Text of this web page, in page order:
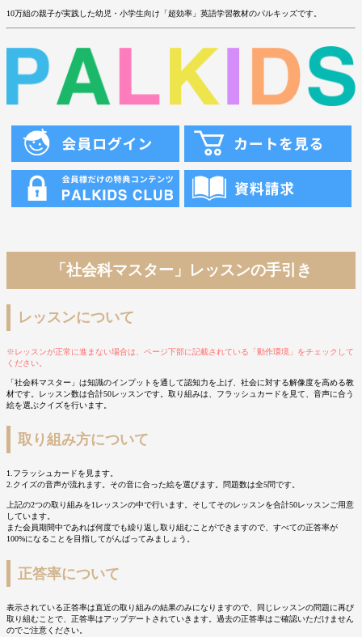
10万組の親子が実践した幼児・小学生向け「超効率」英語学習教材のパルキッズです。
「社会科マスター」レッスンの手引き
レッスンについて
※レッスンが正常に進まない場合は、ページ下部に記載されている「動作環境」をチェックして
ください。
「社会科マスター」は知識のインプットを通して認知力を上げ、社会に対する解像度を高める教
材です。レッスン数は合計50レッスンです。取り組みは、フラッシュカードを見て、音声に合う
絵を選ぶクイズを行います。
取り組み方について
1.フラッシュカードを見ます。
2.クイズの音声が流れます。その音に合った絵を選びます。問題数は全5問です。
上記の2つの取り組みを1レッスンの中で行います。そしてそのレッスンを合計50レッスンご用意
しています。
また会員期間中であれば何度でも繰り返し取り組むことができますので、すべての正答率が
100%になることを目指してがんばってみましょう。
正答率について
表示されている正答率は直近の取り組みの結果のみになりますので、同じレッスンの問題に再び
取り組むことで、正答率はアップデートされていきます。過去の正答率はご確認いただけません
のでご注意ください。